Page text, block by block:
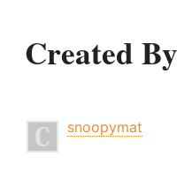
Created By
snoopymat